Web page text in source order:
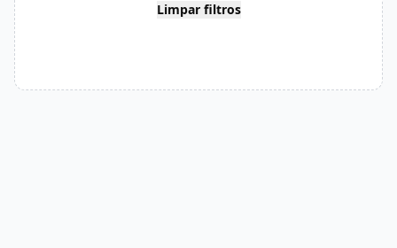
Limpar filtros